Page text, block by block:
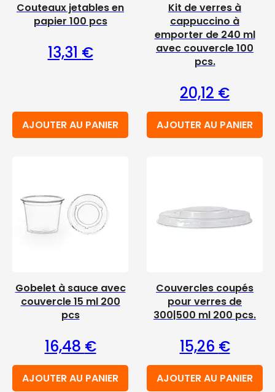
Couteaux jetables en
papier 100 pcs
13,31 €
AJOUTER AU PANIER
Kit de verres à
cappuccino à
emporter de 240 ml
avec couvercle 100
pcs.
20,12 €
AJOUTER AU PANIER
Gobelet à sauce avec
couvercle 15 ml 200
pcs
16,48 €
AJOUTER AU PANIER
Couvercles coupés
pour verres de
300|500 ml 200 pcs.
15,26 €
AJOUTER AU PANIER